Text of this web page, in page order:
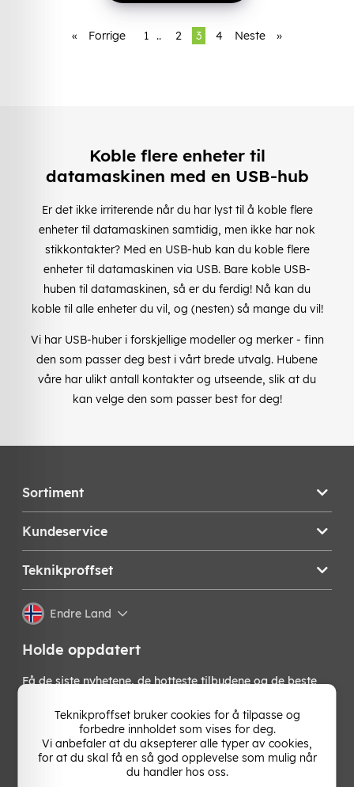
« Forrige 1 .. 2 3 4 Neste »
Koble flere enheter til
datamaskinen med en USB-hub
Er det ikke irriterende når du har lyst til å koble flere
enheter til datamaskinen samtidig, men ikke har nok
stikkontakter? Med en USB-hub kan du koble flere
enheter til datamaskinen via USB. Bare koble USB-
huben til datamaskinen, så er du ferdig! Nå kan du
koble til alle enheter du vil, og (nesten) så mange du vil!
Vi har USB-huber i forskjellige modeller og merker - finn
den som passer deg best i vårt brede utvalg. Hubene
våre har ulikt antall kontakter og utseende, slik at du
kan velge den som passer best for deg!
Sortiment
Kundeservice
Teknikproffset
Endre Land
Holde oppdatert
Få de siste nyhetene, de hotteste tilbudene og de beste
nyhetsbrev!
OK
Teknikproffset bruker cookies for å tilpasse og
forbedre innholdet som vises for deg.
Vi anbefaler at du aksepterer alle typer av cookies,
for at du skal få en så god opplevelse som mulig når
du handler hos oss.